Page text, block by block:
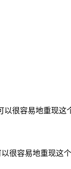
很容易地重现
很容易地重现这个